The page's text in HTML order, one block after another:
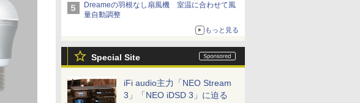
Dreameの羽根なし扇風機 室温に合わせて風
量自動調整
もっと見る
Special Site
iFi audio主力「NEO Stream
3」「NEO iDSD 3」に迫る